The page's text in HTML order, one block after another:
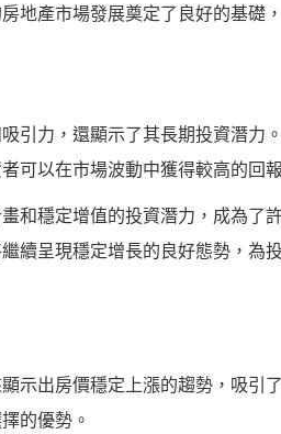
地產市場發展奠定了良好的基礎
引力，還顯示了其長期投資潛力
可以在市場波動中獲得較高的回
和穩定增值的投資潛力，成為了
續呈現穩定增長的良好態勢，為
示出房價穩定上漲的趨勢，吸引
的優勢。